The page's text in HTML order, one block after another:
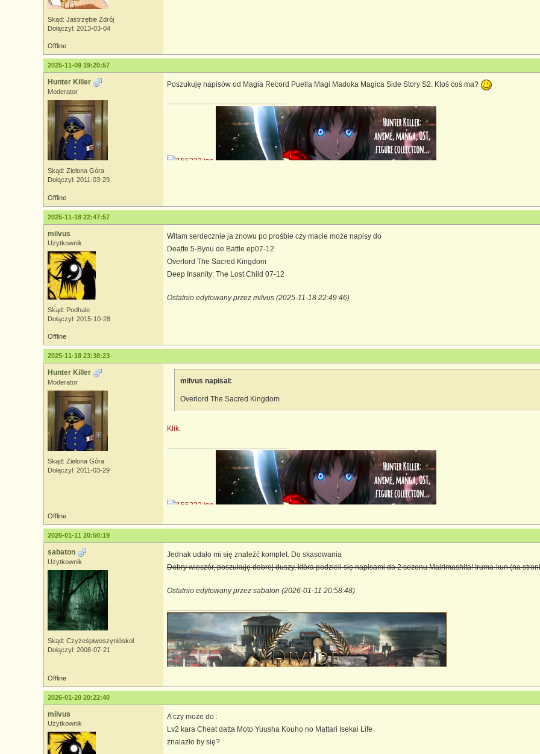
Skąd: Jastrzębie Zdrój
Dołączył: 2013-03-04
Offline
2025-11-09 19:20:57
Hunter Killer
Moderator
Skąd: Zielona Góra
Dołączył: 2011-03-29
Poszukuję napisów od Magia Record Puella Magi Madoka Magica Side Story S2. Ktoś coś ma?
Offline
2025-11-18 22:47:57
milvus
Użytkownik
Skąd: Podhale
Dołączył: 2015-10-28
Witam serdecznie ja znowu po prośbie czy macie może napisy do
Deatte 5-Byou de Battle ep07-12
Overlord The Sacred Kingdom
Deep Insanity: The Lost Child 07-12
Ostatnio edytowany przez milvus (2025-11-18 22:49:46)
Offline
2025-11-18 23:38:23
Hunter Killer
Moderator
Skąd: Zielona Góra
Dołączył: 2011-03-29
milvus napisał:
Overlord The Sacred Kingdom
Klik.
Offline
2026-01-11 20:50:19
sabaton
Użytkownik
Skąd: Czyżeśpiwoszynióskol
Dołączył: 2008-07-21
Jednak udało mi się znaleźć komplet. Do skasowania
Dobry wieczór, poszukuję dobrej duszy, która podzieli się napisami do 2 sezonu Mairimashita! Iruma-kun (na
Ostatnio edytowany przez sabaton (2026-01-11 20:58:48)
Offline
2026-01-20 20:22:40
milvus
Użytkownik
A czy może do :
Lv2 kara Cheat datta Moto Yuusha Kouho no Mattari Isekai Life
znalazło by się?